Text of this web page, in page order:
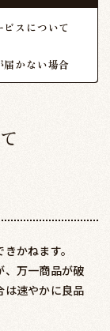
ビスについて
届かない場合
かねます。
、万一商品が破
は速やかに良品